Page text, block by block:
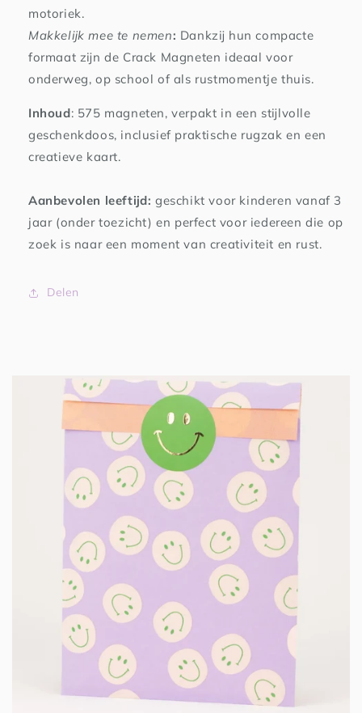
motoriek.
Makkelijk mee te nemen: Dankzij hun compacte
formaat zijn de Crack Magneten ideaal voor
onderweg, op school of als rustmomentje thuis.
Inhoud: 575 magneten, verpakt in een stijlvolle
geschenkdoos, inclusief praktische rugzak en een
creatieve kaart.
Aanbevolen leeftijd: geschikt voor kinderen vanaf 3
jaar (onder toezicht) en perfect voor iedereen die op
zoek is naar een moment van creativiteit en rust.
Delen